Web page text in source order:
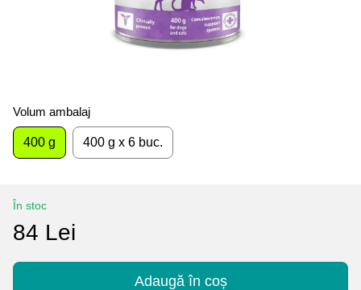
Volum ambalaj
400 g 400 g x 6 buc.
În stoc
84 Lei
Adaugă în coș